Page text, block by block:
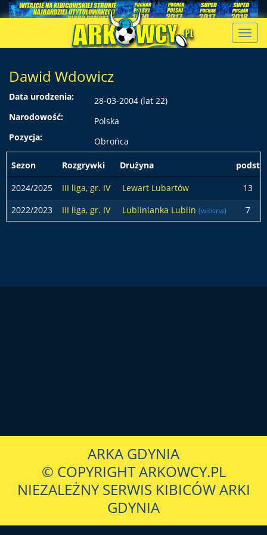
Dawid Wdowicz
Data urodzenia:
28-03-2004 (lat 22)
Narodowość:
Polska
Pozycja:
Obrońca
Sezon Rozgrywki Drużyna
podst
2024/2025
III liga, gr. IV Lewart Lubartów
13
2022/2023
III liga, gr. IV Lublinianka Lublin (wiosna) 7
ARKA GDYNIA
© COPYRIGHT ARKOWCY.PL
NIEZALEŻNY SERWIS KIBICÓW ARKI
GDYNIA